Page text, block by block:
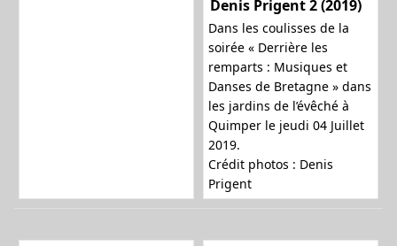
Denis Prigent 2 (2019)
Dans les coulisses de la
soirée « Derrière les
remparts : Musiques et
Danses de Bretagne » dans
les jardins de l’évêché à
Quimper le jeudi 04 Juillet
2019.
Crédit photos : Denis
Prigent